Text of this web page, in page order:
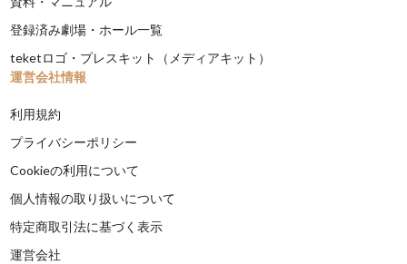
登録済み劇場・ホール一覧
teketロゴ・プレスキット（メディアキット）
運営会社情報
利用規約
プライバシーポリシー
Cookieの利用について
個人情報の取り扱いについて
特定商取引法に基づく表示
運営会社